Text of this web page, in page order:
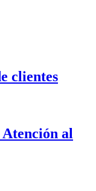
clientes
al